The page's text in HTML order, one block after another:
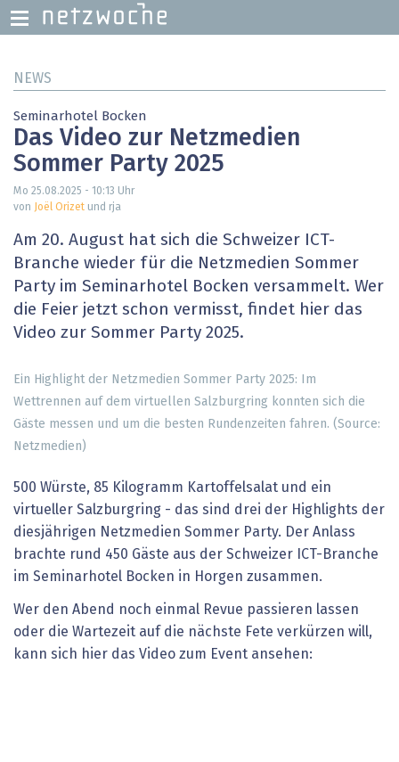
zumNEWS
Seminarhotel Bocken
Das Video zur Netzmedien
Sommer Party 2025
Mo 25.08.2025 - 10:13 Uhr
von
Joël Orizet und rja
Am 20. August hat sich die Schweizer ICT-
Branche wieder für die Netzmedien Sommer
Party im Seminarhotel Bocken versammelt. Wer
die Feier jetzt schon vermisst, findet hier das
Video zur Sommer Party 2025.
Ein Highlight der Netzmedien Sommer Party 2025: Im
Wettrennen auf dem virtuellen Salzburgring konnten sich die
Gäste messen und um die besten Rundenzeiten fahren. (Source:
Netzmedien)
500 Würste, 85 Kilogramm Kartoffelsalat und ein
virtueller Salzburgring - das sind drei der Highlights der
diesjährigen Netzmedien Sommer Party. Der Anlass
brachte rund 450 Gäste aus der Schweizer ICT-Branche
im Seminarhotel Bocken in Horgen zusammen.
Wer den Abend noch einmal Revue passieren lassen
oder die Wartezeit auf die nächste Fete verkürzen will,
kann sich hier das Video zum Event ansehen: